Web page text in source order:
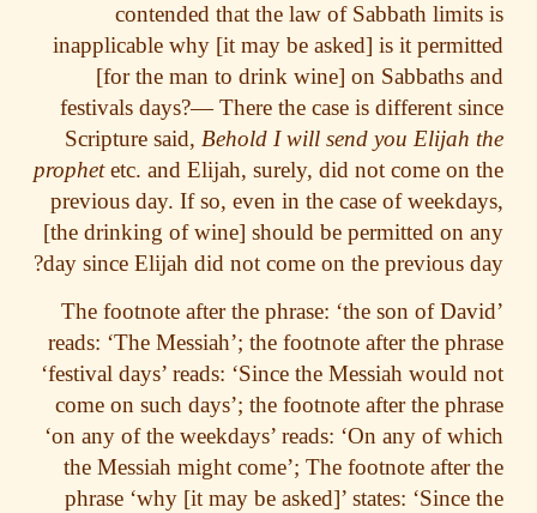
contended that the law of Sabbath
inapplicable why [it may be asked] is it
[for the man to drink wine] on Sabbaths
festivals days?— There the case is different
Scripture said,Behold I will send you
prophetetc. and Elijah, surely, did not come
previous day. If so, even in the case of
[the drinking of wine] should be permitted on
day since Elijah did not come on the previous
The footnote after the phrase: ‘the son of
reads: ‘The Messiah’; the footnote after the
‘festival days’ reads: ‘Since the Messiah
come on such days’; the footnote after the
‘on any of the weekdays’ reads: ‘On any of
the Messiah might come’; The footnote
phrase ‘why [it may be asked]’ states: